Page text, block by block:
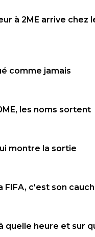
à 2ME arrive chez
comme jamais
les noms sortent
montre la sortie
FIFA, c'est son
quelle heure et sur